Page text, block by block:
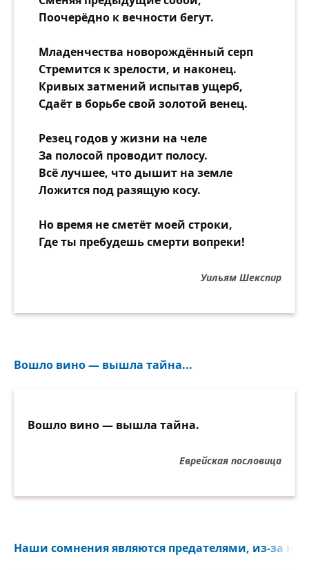
Поочерёдно к вечности бегут.
Младенчества новорождённый серп
Стремится к зрелости, и наконец.
Кривых затмений испытав ущерб,
Сдаёт в борьбе свой золотой венец.
Резец годов у жизни на челе
За полосой проводит полосу.
Всё лучшее, что дышит на земле
Ложится под разящую косу.
Но время не сметёт моей строки,
Где ты пребудешь смерти вопреки!
Уильям Шекспир
Вошло вино — вышла тайна...
Вошло вино — вышла тайна.
Еврейская пословица
Наши сомнения являются предателями, из-за